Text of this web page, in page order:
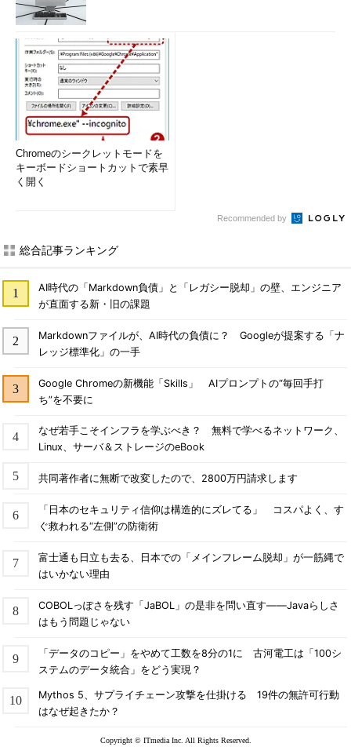
Chromeのシークレットモードを
キーボードショートカットで素早
く開く
Recommended by
総合記事ランキング
AI時代の「Markdown負債」と「レガシー脱却」の壁、エンジニア
が直面する新・旧の課題
Markdownファイルが、AI時代の負債に？ Googleが提案する「ナ
レッジ標準化」の一手
Google Chromeの新機能「Skills」 AIプロンプトの“毎回手打
ち”を不要に
なぜ若手こそインフラを学ぶべき？ 無料で学べるネットワーク、
Linux、サーバ＆ストレージのeBook
共同著作者に無断で改変したので、2800万円請求します
「日本のセキュリティ信仰は構造的にズレてる」 コスパよく、す
ぐ救われる“左側”の防衛術
富士通も日立も去る、日本での「メインフレーム脱却」が一筋縄で
はいかない理由
COBOLっぽさを残す「JaBOL」の是非を問い直す――Javaらしさ
はもう問題じゃない
「データのコピー」をやめて工数を8分の1に 古河電工は「100シ
ステムのデータ統合」をどう実現？
Mythos 5、サプライチェーン攻撃を仕掛ける 19件の無許可行動
はなぜ起きたか？
Copyright © ITmedia Inc. All Rights Reserved.